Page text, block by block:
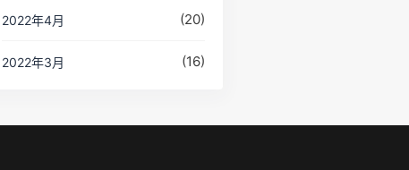
2022年4月 (20)
2022年3月 (16)